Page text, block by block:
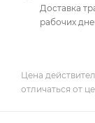
Доставка
рабочих
Цена
отличаться от